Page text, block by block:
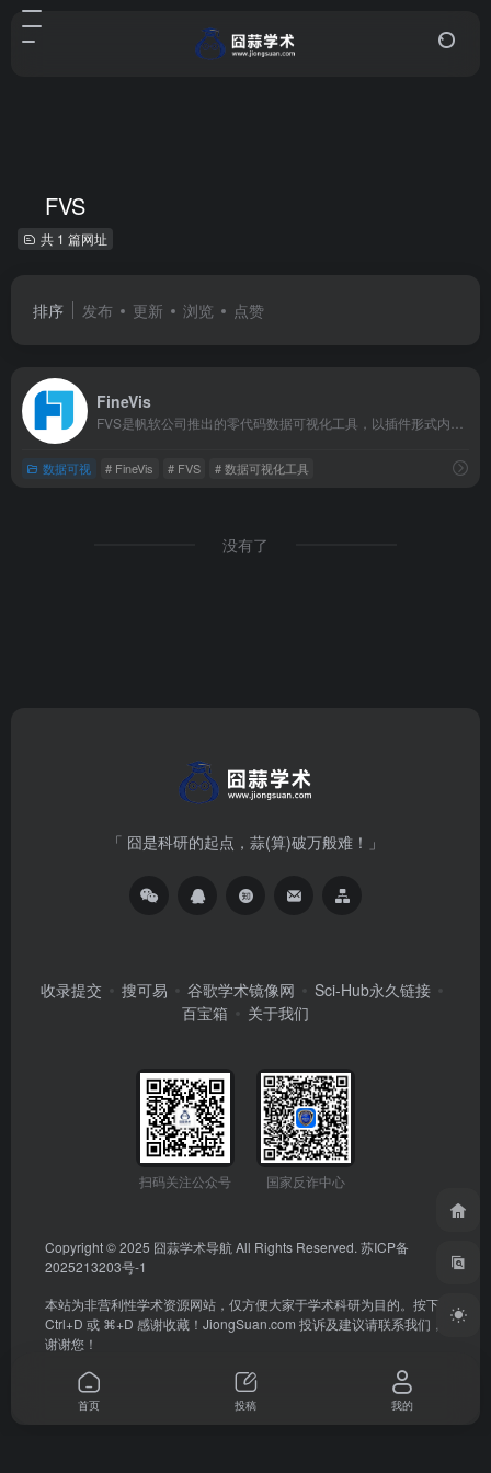
FVS
共 1 篇网址
排序 发布 更新 浏览 点赞
FineVis
数据可视 # FineVis # FVS # 数据可视化工具
没有了
「 囧是科研的起点，蒜(算)破万般难！」
收录提交 搜可易 谷歌学术镜像网
Sci-Hub永久链接
百宝箱
关于我们
扫码关注公众号 国家反诈中心
Copyright © 2025 囧蒜学术导航 All Rights Reserved. 苏ICP备
2025213203号-1
本站为非营利性学术资源网站，仅方便大家于学术科研为目的。按下
Ctrl+D 或 ⌘+D 感谢收藏！ JiongSuan.com 投诉及建议请联系我们，
谢谢您！
首页 投稿 我的